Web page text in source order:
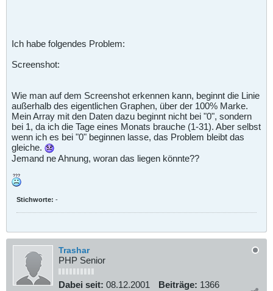
Ich habe folgendes Problem:
Screenshot:
Wie man auf dem Screenshot erkennen kann, beginnt die Linie
außerhalb des eigentlichen Graphen, über der 100% Marke.
Mein Array mit den Daten dazu beginnt nicht bei "0", sondern
bei 1, da ich die Tage eines Monats brauche (1-31). Aber selbst
wenn ich es bei "0" beginnen lasse, das Problem bleibt das
gleiche.
Jemand ne Ahnung, woran das liegen könnte??
Stichworte: -
Trashar
PHP Senior
Dabei seit: 08.12.2001 Beiträge: 1366